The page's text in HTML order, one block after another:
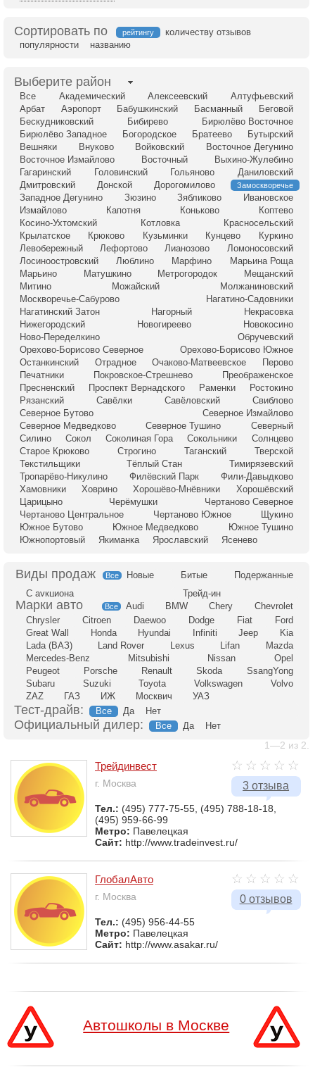
Сортировать по рейтингу
количеству отзывов
популярности
названию
Выберите район
Все Академический Алексеевский
Алтуфьевский
Арбат
Аэропорт Бабушкинский Басманный
Беговой
Бескудниковский
Бибирево
Бирюлёво Восточное
Бирюлёво Западное
Богородское Братеево
Бутырский
Вешняки
Внуково Войковский
Восточное Дегунино
Восточное Измайлово
Восточный
Выхино-Жулебино
Гагаринский
Головинский Гольяново
Даниловский
Дмитровский
Донской Дорогомилово Замоскворечье
Западное Дегунино Зюзино Зябликово
Ивановское
Измайлово
Капотня Коньково
Коптево
Косино-Ухтомский
Котловка
Красносельский
Крылатское
Крюково Кузьминки Кунцево
Куркино
Левобережный
Лефортово Лианозово
Ломоносовский
Лосиноостровский
Люблино Марфино
Марьина Роща
Марьино
Матушкино Метрогородок
Мещанский
Митино
Можайский
Молжаниновский
Москворечье-Сабурово
Нагатино-Садовники
Нагатинский Затон
Нагорный
Некрасовка
Нижегородский
Новогиреево
Новокосино
Ново-Переделкино
Обручевский
Орехово-Борисово Северное
Орехово-Борисово Южное
Останкинский
Отрадное Очаково-Матвеевское
Перово
Печатники
Покровское-Стрешнево
Преображенское
Пресненский
Проспект Вернадского Раменки
Ростокино
Рязанский
Савёлки Савёловский
Свиблово
Северное Бутово
Северное Измайлово
Северное Медведково
Северное Тушино
Северный
Силино
Сокол Соколиная Гора Сокольники
Солнцево
Старое Крюково
Строгино Таганский
Тверской
Текстильщики
Тёплый Стан
Тимирязевский
Тропарёво-Никулино
Филёвский Парк
Фили-Давыдково
Хамовники
Ховрино Хорошёво-Мнёвники
Хорошёвский
Царицыно
Черёмушки
Чертаново Северное
Чертаново Центральное
Чертаново Южное
Щукино
Южное Бутово
Южное Медведково
Южное Тушино
Южнопортовый
Якиманка Ярославский Ясенево
Все Новые Битые
Подержанные
С аукциона
Трейд-ин
Все Audi BMW Chery
Chevrolet
Chrysler
Citroen Daewoo Dodge Fiat
Ford
Great Wall
Honda Hyundai Infiniti Jeep
Kia
Lada (ВАЗ)
Land Rover Lexus Lifan
Mazda
Mercedes-Benz
Mitsubishi Nissan
Opel
Peugeot
Porsche Renault Skoda
SsangYong
Subaru
Suzuki Toyota Volkswagen
Volvo
ZAZ
ГАЗ ИЖ Москвич УАЗ
Тест-драйв: Все Да Нет
Официальный дилер: Все Да Нет
1—2 из 2.
3 отзыва
Трейдинвест
г. Москва
Тел.: (495) 777-75-55, (495) 788-18-18,
(495) 959-66-99
Метро: Павелецкая
Сайт: http://www.tradeinvest.ru/
0 отзывов
ГлобалАвто
г. Москва
Тел.: (495) 956-44-55
Метро: Павелецкая
Сайт: http://www.asakar.ru/
Автошколы в Москве